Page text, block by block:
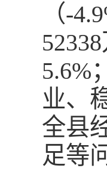
（-
5.6%
业、
全县
足等